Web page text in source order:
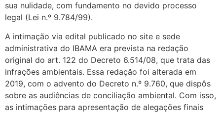
sua nulidade, com fundamento no devido processo
legal (Lei n.º 9.784/99).
A intimação via edital publicado no site e sede
administrativa do IBAMA era prevista na redação
original do art. 122 do Decreto 6.514/08, que trata das
infrações ambientais. Essa redação foi alterada em
2019, com o advento do Decreto n.º 9.760, que dispôs
sobre as audiências de conciliação ambiental. Com isso,
as intimações para apresentação de alegações finais